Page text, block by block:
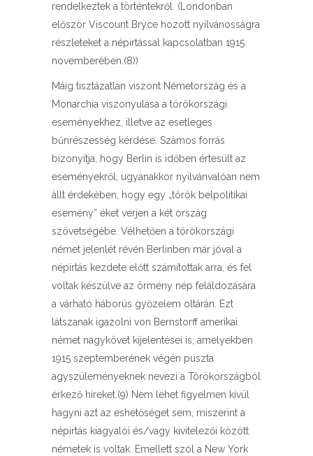
rendelkeztek a történtekről. (Londonban
először Viscount Bryce hozott nyilvánosságra
részleteket a népirtással kapcsolatban 1915
novemberében.(8))
Máig tisztázatlan viszont Németország és a
Monarchia viszonyulása a törökországi
eseményekhez, illetve az esetleges
bűnrészesség kérdése. Számos forrás
bizonyítja, hogy Berlin is időben értesült az
eseményekről, ugyanakkor nyilvánvalóan nem
állt érdekében, hogy egy „török belpolitikai
esemény” éket verjen a két ország
szövetségébe. Vélhetően a törökországi
német jelenlét révén Berlinben már jóval a
népirtás kezdete előtt számítottak arra, és fel
voltak készülve az örmény nép feláldozására
a várható háborús győzelem oltárán. Ezt
látszanak igazolni von Bernstorff amerikai
német nagykövet kijelentései is, amelyekben
1915 szeptemberének végén puszta
agyszüleményeknek nevezi a Törökországból
érkező híreket.(9) Nem lehet figyelmen kívül
hagyni azt az eshetőséget sem, miszerint a
népirtás kiagyalói és/vagy kivitelezői között
németek is voltak. Emellett szól a New York